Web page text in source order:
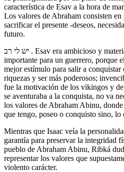
característica de Esav a la hora de
Los valores de Abraham consisten en
sacrificar el presente -deseos,
futuro.
יש לי רב . Esav era ambicioso y materialista. Esta es una virtud muy
importante para un guerrero, porque
mejor estímulo para salir a conquistar
riquezas y ser más poderosos;
fue la motivación de los vikingos y
se aventuraba a la conquista, no va
los valores de Abraham Abinu,
que tengo, poseo o conquisto sino, lo
Mientras que Isaac veía la
garantía para preservar la integridad
pueblo de Abraham Abinu, Ribká
representar los valores que
violento carácter.